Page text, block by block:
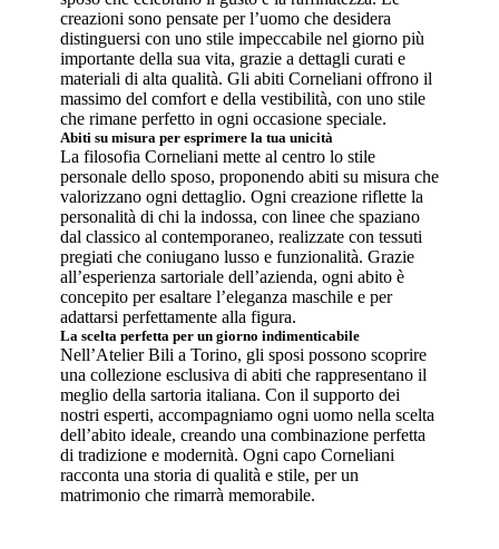
creazioni sono pensate per l’uomo che desidera
distinguersi con uno stile impeccabile nel giorno più
importante della sua vita, grazie a dettagli curati e
materiali di alta qualità. Gli abiti Corneliani offrono il
massimo del comfort e della vestibilità, con uno stile
che rimane perfetto in ogni occasione speciale.
Abiti su misura per esprimere la tua unicità
La filosofia Corneliani mette al centro lo stile
personale dello sposo, proponendo abiti su misura che
valorizzano ogni dettaglio. Ogni creazione riflette la
personalità di chi la indossa, con linee che spaziano
dal classico al contemporaneo, realizzate con tessuti
pregiati che coniugano lusso e funzionalità. Grazie
all’esperienza sartoriale dell’azienda, ogni abito è
concepito per esaltare l’eleganza maschile e per
adattarsi perfettamente alla figura.
La scelta perfetta per un giorno indimenticabile
Nell’Atelier Bili a Torino, gli sposi possono scoprire
una collezione esclusiva di abiti che rappresentano il
meglio della sartoria italiana. Con il supporto dei
nostri esperti, accompagniamo ogni uomo nella scelta
dell’abito ideale, creando una combinazione perfetta
di tradizione e modernità. Ogni capo Corneliani
racconta una storia di qualità e stile, per un
matrimonio che rimarrà memorabile.